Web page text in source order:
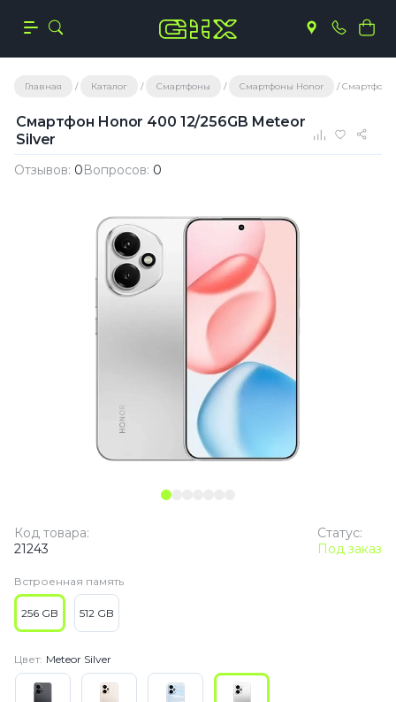
Главная Каталог Смартфоны Смартфоны Honor Смартфон
Смартфон Honor 400 12/256GB Meteor
Silver
Отзывов: 0Вопросов: 0
Статус:
Под заказ
Код товара:
21243
Встроенная память
256 GB 512 GB
Цвет: Meteor Silver